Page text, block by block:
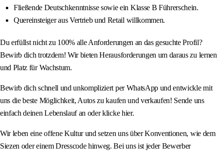
Fließende Deutschkenntnisse sowie ein Klasse B Führerschein.
Quereinsteiger aus Vertrieb und Retail willkommen.
Du erfüllst nicht zu 100% alle Anforderungen an das gesuchte Profil?
Bewirb dich trotzdem! Wir bieten Herausforderungen um daraus zu lernen
und Platz für Wachstum.
Bewirb dich schnell und unkompliziert per WhatsApp und entwickle mit
uns die beste Möglichkeit, Autos zu kaufen und verkaufen! Sende uns
einfach deinen Lebenslauf an oder klicke hier.
Wir leben eine offene Kultur und setzen uns über Konventionen, wie dem
Siezen oder einem Dresscode hinweg. Bei uns ist jeder Bewerber